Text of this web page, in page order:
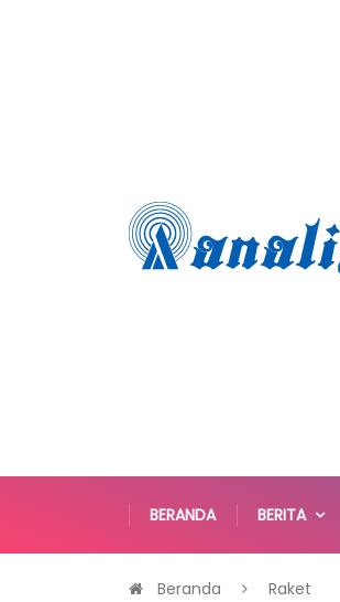
BERANDA BERITA
Beranda Raket